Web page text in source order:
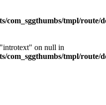
com_sggthumbs/tmpl/route/
on null in
com_sggthumbs/tmpl/route/